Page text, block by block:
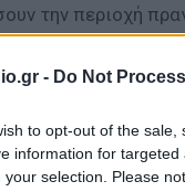
- Do Not
to opt-out of the
information for
your selection. Please
την περιοχή
ΔΙΑΦΗΜΙΣΗ